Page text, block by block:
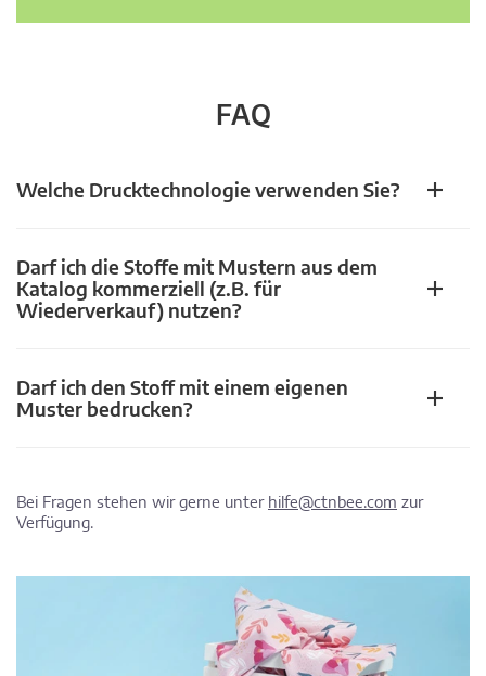
FAQ
Welche Drucktechnologie verwenden Sie?
Darf ich die Stoffe mit Mustern aus dem
Katalog kommerziell (z.B. für
Wiederverkauf) nutzen?
Darf ich den Stoff mit einem eigenen
Muster bedrucken?
Bei Fragen stehen wir gerne unter hilfe@ctnbee.com zur
Verfügung.